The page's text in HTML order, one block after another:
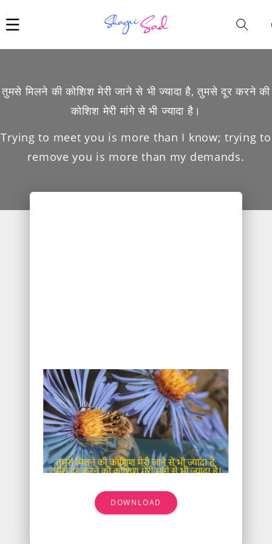
तुमसे मिलने की कोशिश मेरी जाने से भी ज्यादा है, तुमसे दूर करने की
कोशिश मेरी मांगे से भी ज्यादा है।
Trying to meet you is more than I know; trying to
remove you is more than my demands.
DOWNLOAD